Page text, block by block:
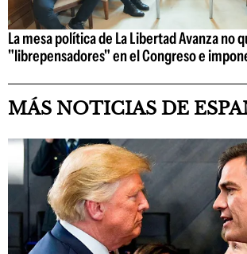
La mesa política de La Libertad Avanza no
"librepensadores" en el Congreso e
MÁS NOTICIAS DE